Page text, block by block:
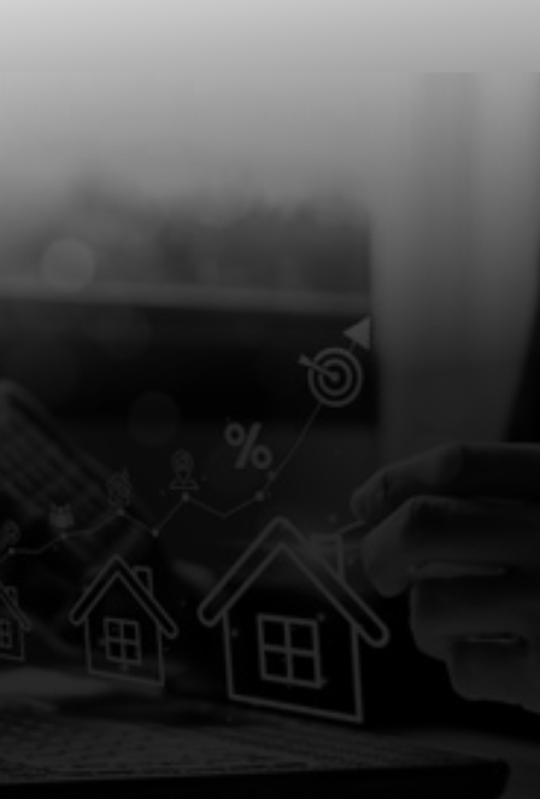
Fintech de PoS PowerPay obtém US$
400 mi em facility de warehouse,
ampliando capacidade de
empréstimos.